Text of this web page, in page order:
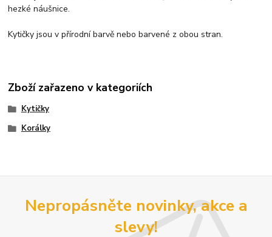
hezké náušnice.
Kytičky jsou v přírodní barvě nebo barvené z obou stran.
Zboží zařazeno v kategoriích
Kytičky
Korálky
Nepropásněte novinky, akce a
slevy!